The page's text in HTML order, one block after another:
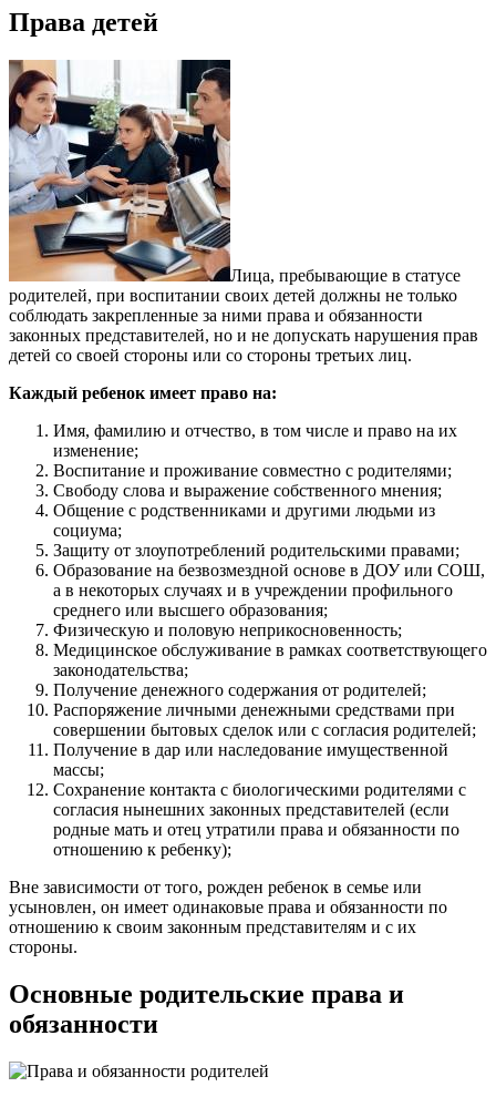
Права детей
Лица, пребывающие в статусе
родителей, при воспитании своих детей должны не только
соблюдать закрепленные за ними права и обязанности
законных представителей, но и не допускать нарушения прав
детей со своей стороны или со стороны третьих лиц.
Каждый ребенок имеет право на:
Имя, фамилию и отчество, в том числе и право на их
изменение;
Воспитание и проживание совместно с родителями;
Свободу слова и выражение собственного мнения;
Общение с родственниками и другими людьми из
социума;
Защиту от злоупотреблений родительскими правами;
Образование на безвозмездной основе в ДОУ или СОШ,
а в некоторых случаях и в учреждении профильного
среднего или высшего образования;
Физическую и половую неприкосновенность;
Медицинское обслуживание в рамках соответствующего
законодательства;
Получение денежного содержания от родителей;
Распоряжение личными денежными средствами при
совершении бытовых сделок или с согласия родителей;
Получение в дар или наследование имущественной
массы;
Сохранение контакта с биологическими родителями с
согласия нынешних законных представителей (если
родные мать и отец утратили права и обязанности по
отношению к ребенку);
Вне зависимости от того, рожден ребенок в семье или
усыновлен, он имеет одинаковые права и обязанности по
отношению к своим законным представителям и с их
стороны.
Основные родительские права и
обязанности